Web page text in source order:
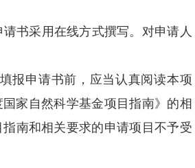
书采用在线方式撰写。对申请人
申请书前，应当认真阅读本项
国家自然科学基金项目指南》的相
南和相关要求的申请项目不予受